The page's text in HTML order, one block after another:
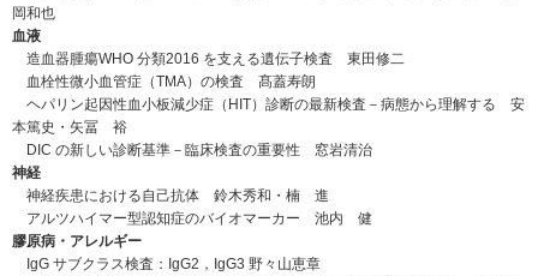
岡和也
血液
造血器腫瘍WHO 分類2016 を支える遺伝子検査 東田修二
血栓性微小血管症（TMA）の検査 髙蓋寿朗
ヘパリン起因性血小板減少症（HIT）診断の最新検査－病態から理解する 安
本篤史・矢冨 裕
DIC の新しい診断基準－臨床検査の重要性 窓岩清治
神経
神経疾患における自己抗体 鈴木秀和・楠 進
アルツハイマー型認知症のバイオマーカー 池内 健
膠原病・アレルギー
IgG サブクラス検査：IgG2，IgG3 野々山恵章